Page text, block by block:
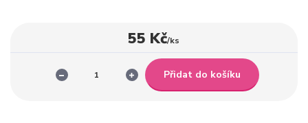
55 Kč/ks
Přidat do košíku